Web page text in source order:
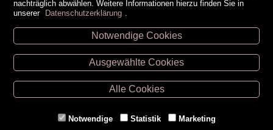
Unsere Öffnungszeiten
Retz -02942/20433
Hollabrunn -02952/30057
Eggenburg -02984/3836
Gmünd -
nachträglich abwählen. Weitere Informationen hierzu finden Sie in
unserer Datenschutzerklärung
Notwendige Cookies
Ausgewählte Cookies
Alle Cookies
Notwendige Statistik Marketing